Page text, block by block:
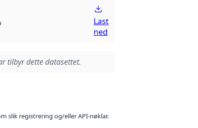
Last
ned
tilbyr dette datasettet.
slik registrering og/eller API-nøklar.